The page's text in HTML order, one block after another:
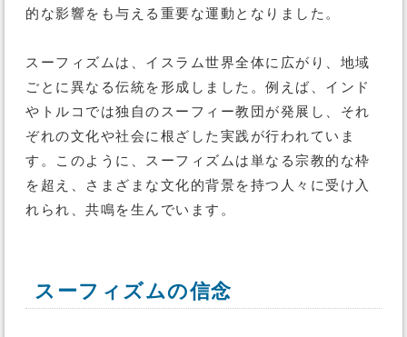
的な影響をも与える重要な運動となりました。
スーフィズムは、イスラム世界全体に広がり、地域
ごとに異なる伝統を形成しました。例えば、インド
やトルコでは独自のスーフィー教団が発展し、それ
ぞれの文化や社会に根ざした実践が行われていま
す。このように、スーフィズムは単なる宗教的な枠
を超え、さまざまな文化的背景を持つ人々に受け入
れられ、共鳴を生んでいます。
スーフィズムの信念